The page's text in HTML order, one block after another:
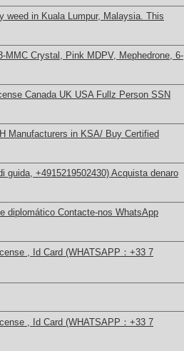
weed in Kuala Lumpur, Malaysia. This
MMC Crystal, Pink MDPV, Mephedrone, 6-
Canada UK USA Fullz Person SSN
Manufacturers in KSA/ Buy Certified
guida, +4915219502430) Acquista denaro
diplomático Contacte-nos WhatsApp
, Id Card (WHATSAPP：+33 7
, Id Card (WHATSAPP：+33 7